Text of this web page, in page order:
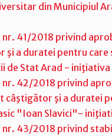
din Municipiul
41/2018 privind
a duratei pentru care
de Stat Arad -
42/2018 privind
câştigător şi a duratei
"Ioan Slavici"-
43/2018 privind